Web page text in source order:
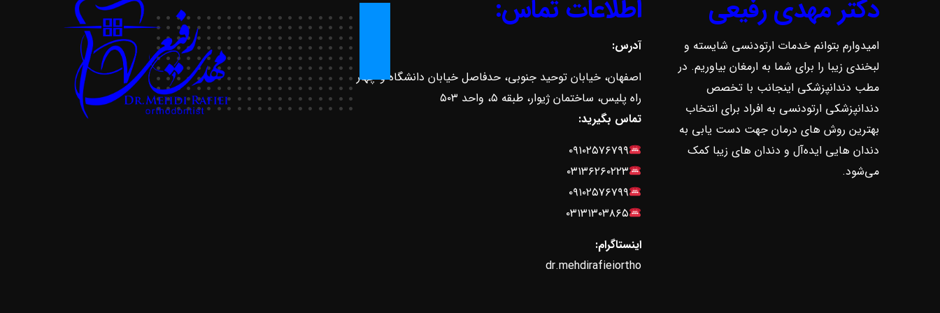
دکتر مهدی رفیعی
امیدوارم بتوانم خدمات ارتودنسی شایسته و
لبخندی زیبا را برای شما به ارمغان بیاوریم. در
مطب دندانپزشکی اینجانب با تخصص
دندانپزشکی ارتودنسی به افراد برای انتخاب
بهترین روش ‌های درمان جهت دست یابی به
دندان هایی ایده‌آل و دندان های زیبا کمک
می‌شود.
اطلاعات تماس:
آدرس:
اصفهان، خیابان توحید جنوبی، حدفاصل خیابان دانشگاه و چهار
راه پلیس، ساختمان ژیوار، طبقه ۵، واحد ۵۰۳
تماس بگیرید:
۰۹۱۰۲۵۷۶۷۹۹
۰۳۱۳۶۲۶۰۲۲۳
۰۹۱۰۲۵۷۶۷۹۹
۰۳۱۳۱۳۰۳۸۶۵
اینستاگرام:
dr.mehdirafieiortho